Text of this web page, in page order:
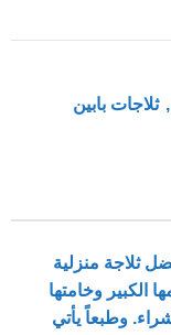
, ثلاجات بابين
ثلاجة منزلية
الكبير وخامتها
وطبعاً يأتي